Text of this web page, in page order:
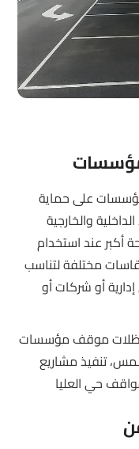
على حماية
والخارجية
أكبر عند استخدام
مختلفة لتناسب
أو شركات أو
موقف مؤسسات
تنفيذ مشاريع
حي العليا